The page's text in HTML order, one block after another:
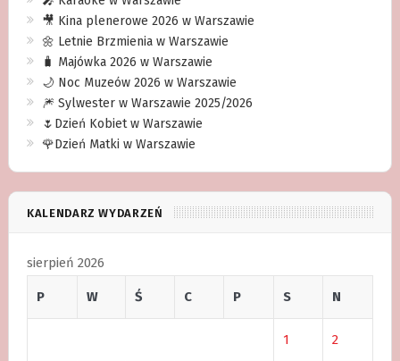
🎥 Kina plenerowe 2026 w Warszawie
🌼 Letnie Brzmienia w Warszawie
🧳 Majówka 2026 w Warszawie
🌙 Noc Muzeów 2026 w Warszawie
🎆 Sylwester w Warszawie 2025/2026
🌷Dzień Kobiet w Warszawie
🌹Dzień Matki w Warszawie
KALENDARZ WYDARZEŃ
sierpień 2026
P W Ś C P S N
1 2